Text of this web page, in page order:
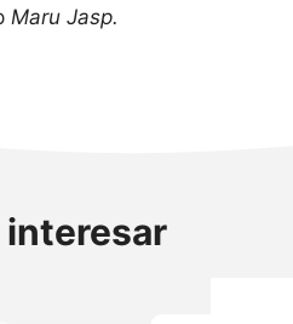
Maru Jasp.
interesar